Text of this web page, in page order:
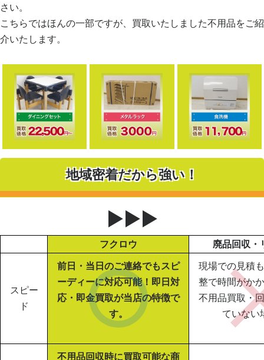
さい。
こちらではほんの一部ですが、買取いたしました不用品をご紹
介いたします。
地域密着だから強い！
▶▶▶
フクロウ 廃品回収・
スピー
ド
前日・当日のご連絡でもスピ
ーディーに対応可能！即日対
応・即金買取が当店の特徴で
す。
現場での見積
整で時間がか
不用品買取・
ていない
不用品回収時に買取可能な商